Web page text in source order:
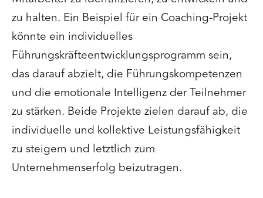
zu halten. Ein Beispiel für ein Coaching-Projekt
könnte ein individuelles
Führungskräfteentwicklungsprogramm sein,
das darauf abzielt, die Führungskompetenzen
und die emotionale Intelligenz der Teilnehmer
zu stärken. Beide Projekte zielen darauf ab, die
individuelle und kollektive Leistungsfähigkeit
zu steigern und letztlich zum
Unternehmenserfolg beizutragen.